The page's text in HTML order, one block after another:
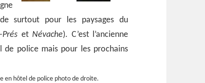
surtout pour les paysages du
Prés etNévache). C’est l’ancienne
de police mais pour les prochains
en hôtel de police photo de droite.